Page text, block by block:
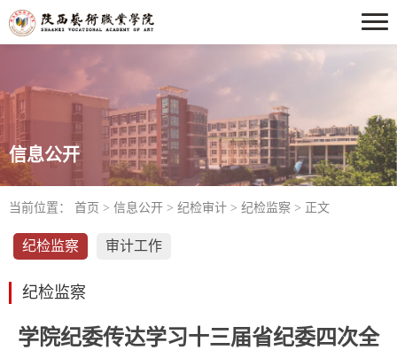
信息公开
当前位置： 首页 > 信息公开 > 纪检审计 > 纪检监察 > 正文
纪检监察 审计工作
纪检监察
学院纪委传达学习十三届省纪委四次全